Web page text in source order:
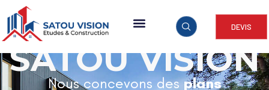
DEVIS
ARCHITECTURE & CONSTRUCTION
SATOU VISION
Nous concevons desplans